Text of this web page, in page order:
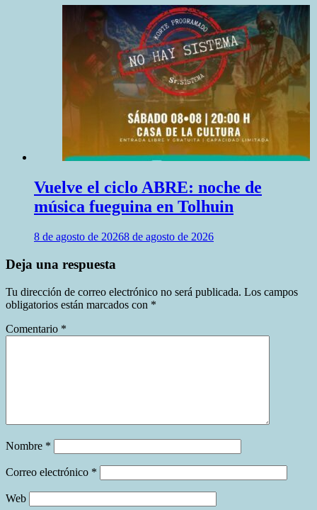
Vuelve el ciclo ABRE: noche de
música fueguina en Tolhuin
8 de agosto de 20268 de agosto de 2026
Deja una respuesta
Tu dirección de correo electrónico no será publicada. Los campos
obligatorios están marcados con *
Comentario *
Nombre *
Correo electrónico *
Web